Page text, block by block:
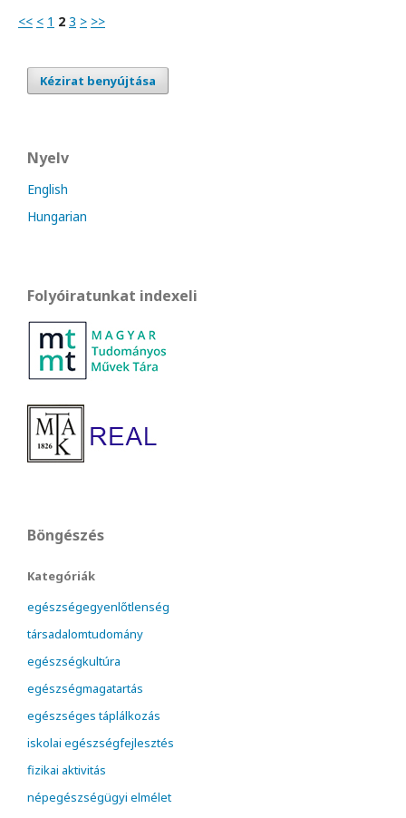
<< < 1 2 3 > >>
Kézirat benyújtása
Nyelv
English
Hungarian
Folyóiratunkat indexeli
Böngészés
Kategóriák
egészségegyenlőtlenség
társadalomtudomány
egészségkultúra
egészségmagatartás
egészséges táplálkozás
iskolai egészségfejlesztés
fizikai aktivitás
népegészségügyi elmélet